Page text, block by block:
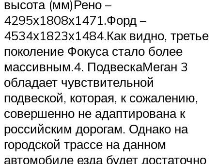
высота (мм)Рено –
4295х1808х1471.Форд –
4534х1823х1484.Как видно, третье
поколение Фокуса стало более
массивным.4. ПодвескаМеган 3
обладает чувствительной
подвеской, которая, к сожалению,
совершенно не адаптирована к
российским дорогам. Однако на
городской трассе на данном
автомобиле езда будет достаточно